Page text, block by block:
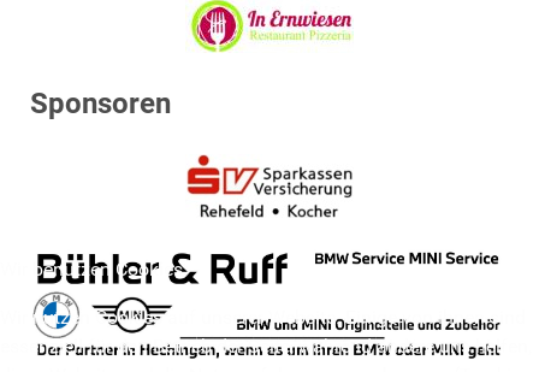
Sponsoren
Wir benutzen Cookies
Wir nutzen Cookies auf unserer Website. Einige von ihnen sind
essenziell für den Betrieb der Seite, während andere uns helfen,